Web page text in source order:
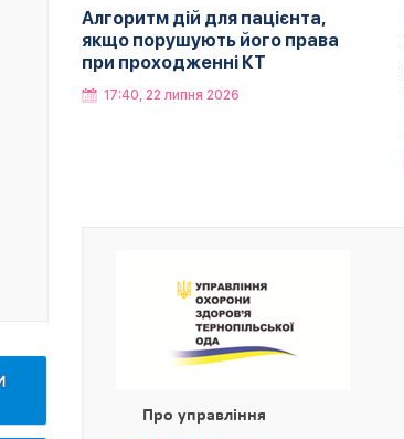
Алгоритм дій для пацієнта,
якщо порушують його права
при проходженні КТ
17:40, 22 липня 2026
Про управління